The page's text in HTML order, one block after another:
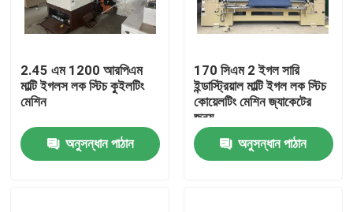
2.45 এম 1200 আরপিএম
মাল্টি ইগলস লক স্টিচ কুইলটিং
মেশিন
অনুসন্ধান পাঠান
170 সিএম 2 ইগল সারি
ইন্ডাস্ট্রিয়াল মাল্টি ইগল লক স্টিচ
কোয়েলটিং মেশিন জ্যাকেটের
জন্য
অনুসন্ধান পাঠান